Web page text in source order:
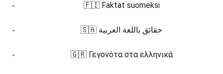
🇫🇮 Faktat suomeksi
🇸🇦 حقائق باللغة العربية
🇬🇷 Γεγονότα στα ελληνικά